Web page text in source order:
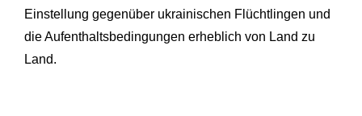
Einstellung gegenüber ukrainischen Flüchtlingen und
die Aufenthaltsbedingungen erheblich von Land zu
Land.